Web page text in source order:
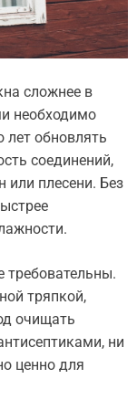
сложнее в
необходимо
лет обновлять
соединений,
или плесени. Без
требовательны.
тряпкой,
очищать
ни
ценно для